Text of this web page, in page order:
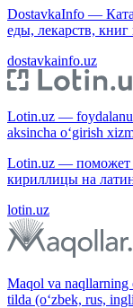
DostavkaInfo —
еды, лекарств,
dostavkainfo.uz
Lotin.uz —
aksincha o‘girish
Lotin.uz — поможет
кириллицы на
lotin.uz
Maqol va naqllarning
tilda (o‘zbek, rus,